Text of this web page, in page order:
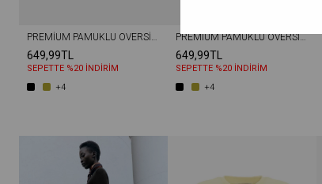
649,99TL
SEPETTE %20 İNDİRİM
+4
PREMIUM PAMUKLU OVERSIZE BISIKLET YAKA KISA KOL TIŞÖRT KAHVERENGI
649,99TL
SEPETTE %20 İNDİRİM
+4